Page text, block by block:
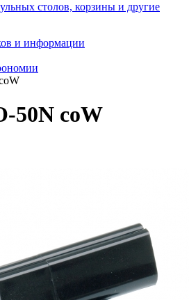
столов, корзины и другие
и информации
50N coW